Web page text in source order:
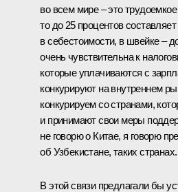
во всем мире – это
то до 25 процентов
в себестоимости, в швейке –
очень чувствительна к
которые уплачиваются с
конкурируют на внутреннем
конкурируем со странами,
и принимают свои меры
не говорю о Китае, я говорю
об Узбекистане, таких странах.
В этой связи предлагали бы